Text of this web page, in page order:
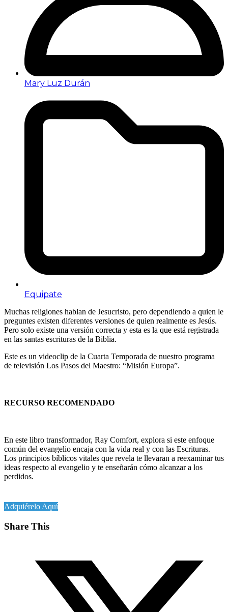
Mary Luz Durán
Equipate
Muchas religiones hablan de Jesucristo, pero dependiendo a quien le
preguntes existen diferentes versiones de quien realmente es Jesús.
Pero solo existe una versión correcta y esta es la que está registrada
en las santas escrituras de la Biblia.
Este es un videoclip de la Cuarta Temporada de nuestro programa
de televisión Los Pasos del Maestro: “Misión Europa”.
RECURSO RECOMENDADO
En este libro transformador, Ray Comfort, explora si este enfoque
común del evangelio encaja con la vida real y con las Escrituras.
Los principios bíblicos vitales que revela te llevaran a reexaminar tus
ideas respecto al evangelio y te enseñarán cómo alcanzar a los
perdidos.
Adquiérelo Aquí
Share This